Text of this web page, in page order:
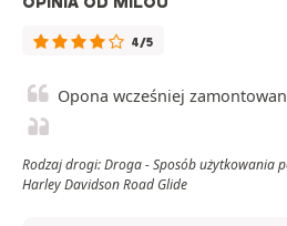
4/5
Opona wcześniej
Rodzaj drogi: Droga - Sposób użytkowania
Harley Davidson Road Glide